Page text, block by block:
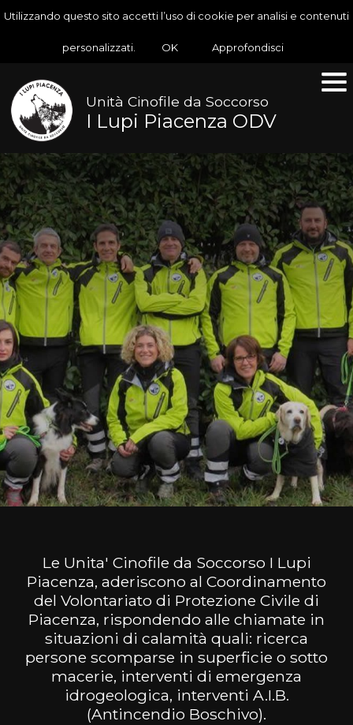
Utilizzando questo sito accetti l’uso di cookie per analisi e contenuti
personalizzati. OK Approfondisci
Unità Cinofile da Soccorso
I Lupi Piacenza ODV
Le Unita' Cinofile da Soccorso I Lupi
Piacenza, aderiscono al Coordinamento
del Volontariato di Protezione Civile di
Piacenza, rispondendo alle chiamate in
situazioni di calamità quali: ricerca
persone scomparse in superficie o sotto
macerie, interventi di emergenza
idrogeologica, interventi A.I.B.
(Antincendio Boschivo).